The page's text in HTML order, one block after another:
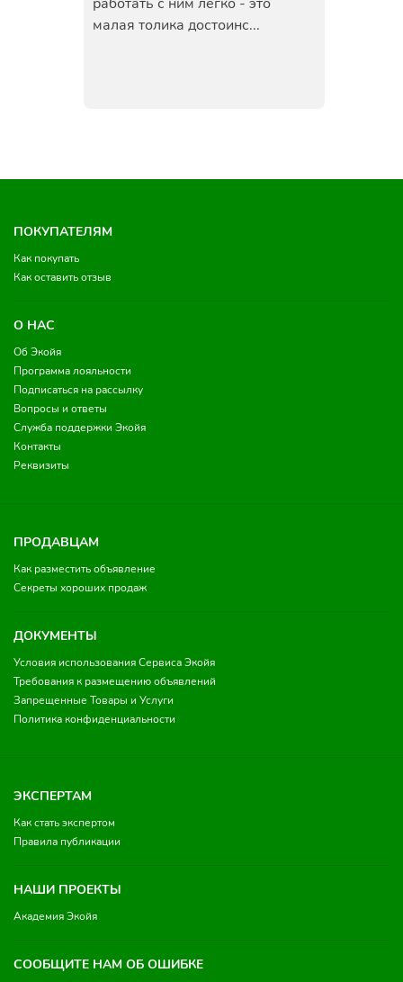
малая толика достоинс...
ПОКУПАТЕЛЯМ
Как покупать
Как оставить отзыв
О НАС
Об Экойя
Программа лояльности
Подписаться на рассылку
Вопросы и ответы
Служба поддержки Экойя
Контакты
Реквизиты
ПРОДАВЦАМ
Как разместить объявление
Секреты хороших продаж
ДОКУМЕНТЫ
Условия использования Сервиса Экойя
Требования к размещению объявлений
Запрещенные Товары и Услуги
Политика конфиденциальности
ЭКСПЕРТАМ
Как стать экспертом
Правила публикации
НАШИ ПРОЕКТЫ
Академия Экойя
СООБЩИТЕ НАМ ОБ ОШИБКЕ